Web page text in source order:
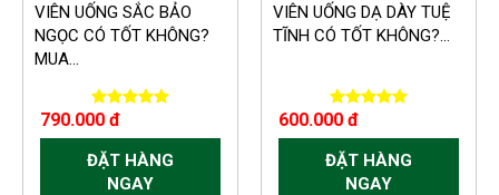
VIÊN UỐNG SẮC BẢO
NGỌC CÓ TỐT KHÔNG?
MUA...
790.000 đ
ĐẶT HÀNG
NGAY
VIÊN UỐNG DẠ DÀY TUỆ
TĨNH CÓ TỐT KHÔNG?...
600.000 đ
ĐẶT HÀNG
NGAY